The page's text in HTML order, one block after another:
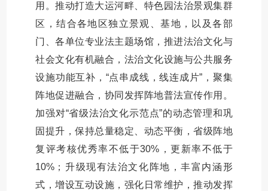
用。推动打造大运河畔、特色园法治景观集群
区，结合各地区独立景观、基地，以及各部
门、各单位专业法主题场馆，推进法治文化与
社会文化有机融合，法治文化设施与公共服务
设施功能互补，“点串成线，线连成片”，聚集
阵地促进融合，协同发挥阵地普法宣传作用。
加强对“省级法治文化示范点”的动态管理和巩
固提升，保持总量稳定、动态平衡，省级阵地
复评考核优秀率不低于30%，更新率不低于
10%；升级现有法治文化阵地，丰富内涵形
式，增设互动设施，强化日常维护，推动发挥